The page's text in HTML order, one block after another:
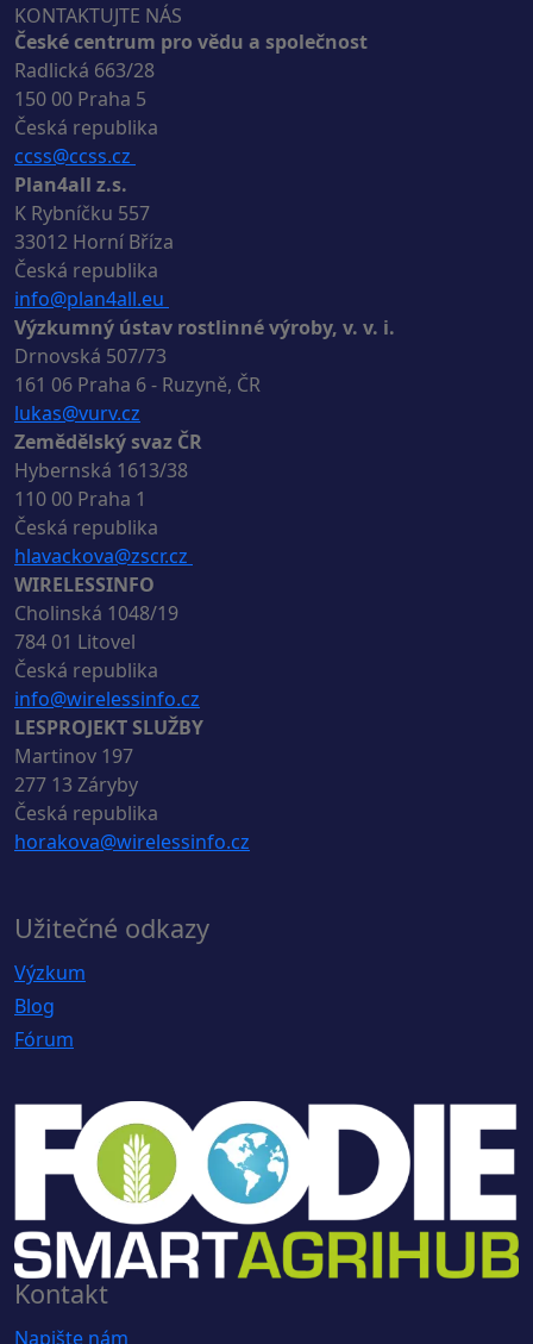
KONTAKTUJTE NÁS
České centrum pro vědu a společnost
Radlická 663/28
150 00 Praha 5
Česká republika
ccss@ccss.cz
Plan4all z.s.
K Rybníčku 557
33012 Horní Bříza
Česká republika
info@plan4all.eu
Výzkumný ústav rostlinné výroby, v. v. i.
Drnovská 507/73
161 06 Praha 6 - Ruzyně, ČR
lukas@vurv.cz
Zemědělský svaz ČR
Hybernská 1613/38
110 00 Praha 1
Česká republika
hlavackova@zscr.cz
WIRELESSINFO
Cholinská 1048/19
784 01 Litovel
Česká republika
info@wirelessinfo.cz
LESPROJEKT SLUŽBY
Martinov 197
277 13 Záryby
Česká republika
horakova@wirelessinfo.cz
Užitečné odkazy
Výzkum
Blog
Fórum
Kontakt
Napište nám